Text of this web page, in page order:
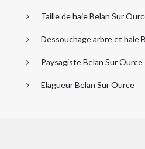
Taille de haie Belan Sur
Dessouchage arbre et haie
Paysagiste Belan Sur Ource
Elagueur Belan Sur Ource